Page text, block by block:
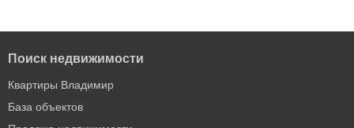
Поиск недвижимости
Квартиры Владимир
База объектов